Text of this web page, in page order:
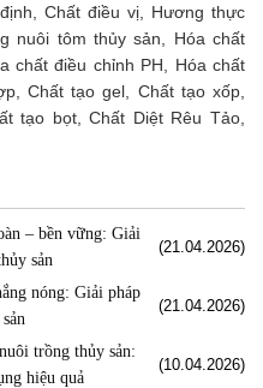
Chất điều vị, Hương thực
nuôi tôm thủy sản, Hóa chất
chất điều chỉnh PH, Hóa chất
Chất tạo gel, Chất tạo xốp,
tạo bọt, Chất Diệt Rêu Tảo,
– bền vững: Giải
sản
(21.04.2026)
nóng: Giải pháp
(21.04.2026)
trồng thủy sản:
hiệu quả
(10.04.2026)